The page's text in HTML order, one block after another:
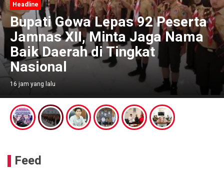
Headline
Bupati Gowa Lepas 92 Peserta
Jamnas XII, Minta Jaga Nama
Baik Daerah di Tingkat
Nasional
16 jam yang lalu
Feed